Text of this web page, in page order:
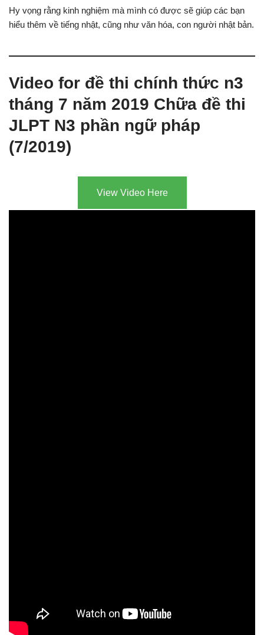
Hy vọng rằng kinh nghiệm mà mình có được sẽ giúp các bạn
hiểu thêm về tiếng nhật, cũng như văn hóa, con người nhật bản.
Video for đề thi chính thức n3
tháng 7 năm 2019 Chữa đề thi
JLPT N3 phần ngữ pháp
(7/2019)
View Video Here